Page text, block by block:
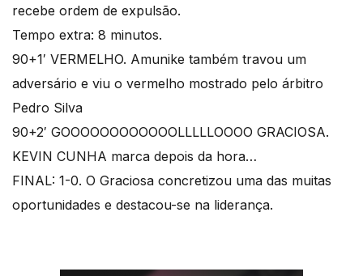
recebe ordem de expulsão.
Tempo extra: 8 minutos.
90+1′ VERMELHO. Amunike também travou um
adversário e viu o vermelho mostrado pelo árbitro
Pedro Silva
90+2′ GOOOOOOOOOOOOLLLLLOOOO GRACIOSA.
KEVIN CUNHA marca depois da hora…
FINAL: 1-0. O Graciosa concretizou uma das muitas
oportunidades e destacou-se na liderança.